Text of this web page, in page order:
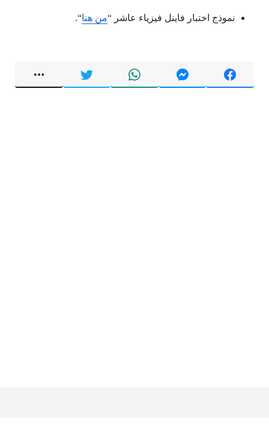
نموذج اختبار فاينل فيزياء عاشر “من هنا“.